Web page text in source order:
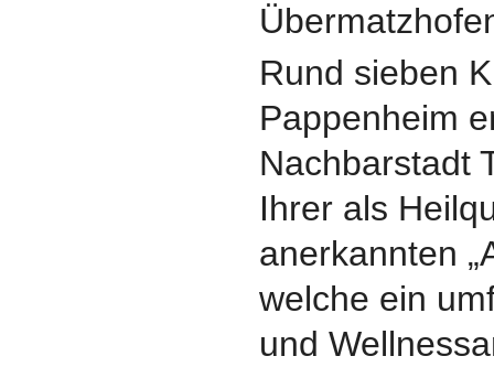
Rund sieben
Pappenheim
Nachbarstadt
Ihrer als
anerkannten
welche ein
und